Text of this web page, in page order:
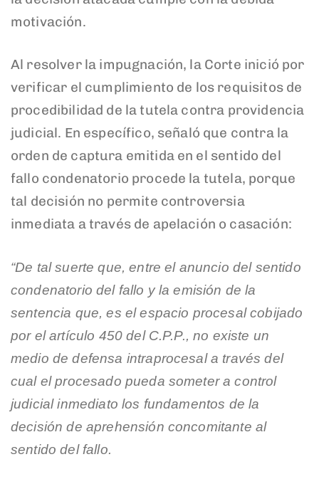
motivación.
Al resolver la impugnación, la Corte inició por
verificar el cumplimiento de los requisitos de
procedibilidad de la tutela contra providencia
judicial. En específico, señaló que contra la
orden de captura emitida en el sentido del
fallo condenatorio procede la tutela, porque
tal decisión no permite controversia
inmediata a través de apelación o casación:
“De tal suerte que, entre el anuncio del sentido
condenatorio del fallo y la emisión de la
sentencia que, es el espacio procesal cobijado
por el artículo 450 del C.P.P., no existe un
medio de defensa intraprocesal a través del
cual el procesado pueda someter a control
judicial inmediato los fundamentos de la
decisión de aprehensión concomitante al
sentido del fallo.